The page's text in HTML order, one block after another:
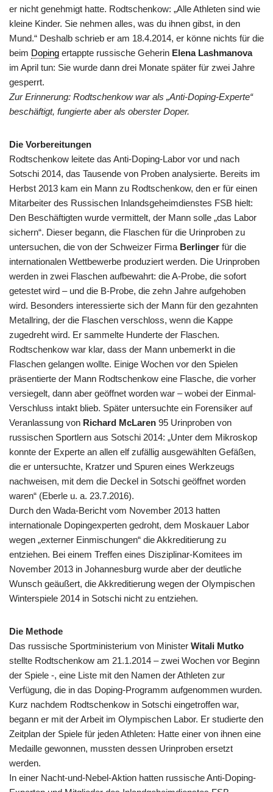
er nicht genehmigt hatte. Rodtschenkow: „Alle Athleten sind wie
kleine Kinder. Sie nehmen alles, was du ihnen gibst, in den
Mund.“ Deshalb schrieb er am 18.4.2014, er könne nichts für die
beim Doping ertappte russische Geherin Elena Lashmanova
im April tun: Sie wurde dann drei Monate später für zwei Jahre
gesperrt.
Zur Erinnerung: Rodtschenkow war als „Anti-Doping-Experte“
beschäftigt, fungierte aber als oberster Doper.
Die Vorbereitungen
Rodtschenkow leitete das Anti-Doping-Labor vor und nach
Sotschi 2014, das Tausende von Proben analysierte. Bereits im
Herbst 2013 kam ein Mann zu Rodtschenkow, den er für einen
Mitarbeiter des Russischen Inlandsgeheimdienstes FSB hielt:
Den Beschäftigten wurde vermittelt, der Mann solle „das Labor
sichern“. Dieser begann, die Flaschen für die Urinproben zu
untersuchen, die von der Schweizer Firma Berlinger für die
internationalen Wettbewerbe produziert werden. Die Urinproben
werden in zwei Flaschen aufbewahrt: die A-Probe, die sofort
getestet wird – und die B-Probe, die zehn Jahre aufgehoben
wird. Besonders interessierte sich der Mann für den gezahnten
Metallring, der die Flaschen verschloss, wenn die Kappe
zugedreht wird. Er sammelte Hunderte der Flaschen.
Rodtschenkow war klar, dass der Mann unbemerkt in die
Flaschen gelangen wollte. Einige Wochen vor den Spielen
präsentierte der Mann Rodtschenkow eine Flasche, die vorher
versiegelt, dann aber geöffnet worden war – wobei der Einmal-
Verschluss intakt blieb. Später untersuchte ein Forensiker auf
Veranlassung von Richard McLaren 95 Urinproben von
russischen Sportlern aus Sotschi 2014: „Unter dem Mikroskop
konnte der Experte an allen elf zufällig ausgewählten Gefäßen,
die er untersuchte, Kratzer und Spuren eines Werkzeugs
nachweisen, mit dem die Deckel in Sotschi geöffnet worden
waren“ (Eberle u. a. 23.7.2016).
Durch den Wada-Bericht vom November 2013 hatten
internationale Dopingexperten gedroht, dem Moskauer Labor
wegen „externer Einmischungen“ die Akkreditierung zu
entziehen. Bei einem Treffen eines Disziplinar-Komitees im
November 2013 in Johannesburg wurde aber der deutliche
Wunsch geäußert, die Akkreditierung wegen der Olympischen
Winterspiele 2014 in Sotschi nicht zu entziehen.
Die Methode
Das russische Sportministerium von Minister Witali Mutko
stellte Rodtschenkow am 21.1.2014 – zwei Wochen vor Beginn
der Spiele -, eine Liste mit den Namen der Athleten zur
Verfügung, die in das Doping-Programm aufgenommen wurden.
Kurz nachdem Rodtschenkow in Sotschi eingetroffen war,
begann er mit der Arbeit im Olympischen Labor. Er studierte den
Zeitplan der Spiele für jeden Athleten: Hatte einer von ihnen eine
Medaille gewonnen, mussten dessen Urinproben ersetzt
werden.
In einer Nacht-und-Nebel-Aktion hatten russische Anti-Doping-